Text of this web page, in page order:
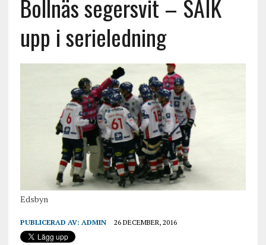
Bollnäs segersvit – SAIK
upp i serieledning
Edsbyn
PUBLICERAD AV: ADMIN 26 DECEMBER, 2016